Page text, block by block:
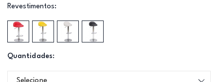
Revestimentos:
Quantidades: